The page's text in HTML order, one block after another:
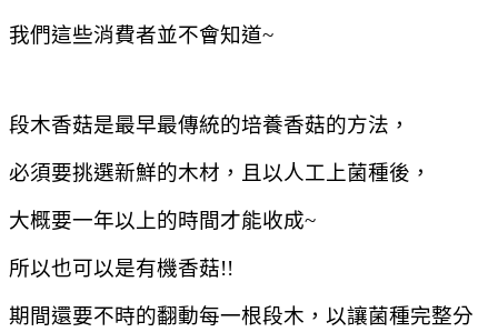
我們這些消費者並不會知道~
段木香菇是最早最傳統的培養香菇的方法，
必須要挑選新鮮的木材，且以人工上菌種後，
大概要一年以上的時間才能收成~
所以也可以是有機香菇!!
期間還要不時的翻動每一根段木，以讓菌種完整分